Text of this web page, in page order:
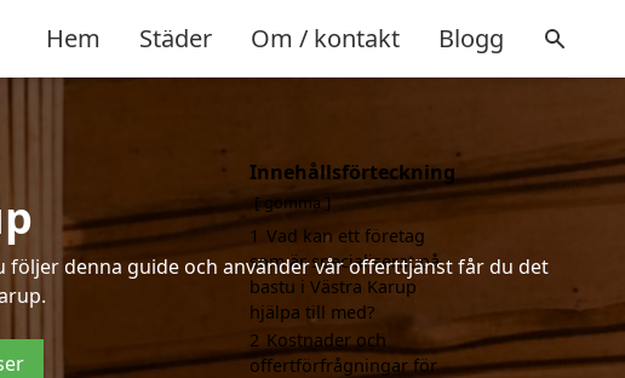
Hem Städer Om / kontakt Blogg
denna guide och använder vår offerttjänst får du det
Innehållsförteckning
gömma
1 Vad kan ett företag
som är specialiserat på
bastu i Västra Karup
hjälpa till med?
2 Kostnader och
offertförfrågningar för